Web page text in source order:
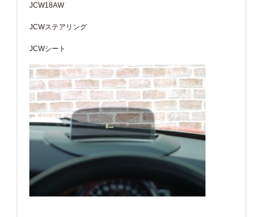
JCW18AW
JCWステアリング
JCWシート